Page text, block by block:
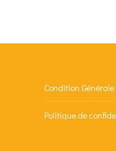
Condition Générale
Politique de